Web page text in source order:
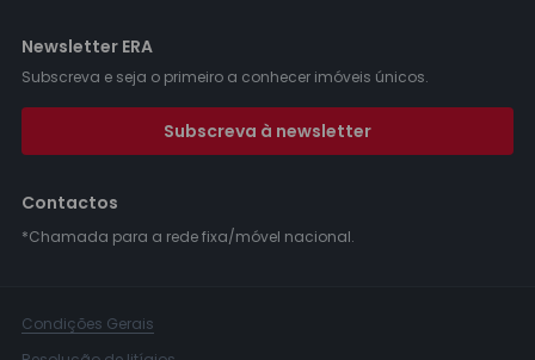
Newsletter ERA
Subscreva e seja o primeiro a conhecer imóveis únicos.
Subscreva à newsletter
Contactos
*Chamada para a rede fixa/móvel nacional.
Condições Gerais